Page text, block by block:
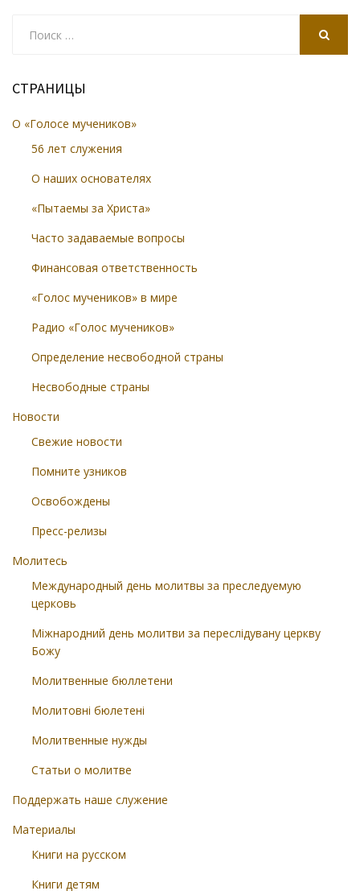
СТРАНИЦЫ
О «Голосе мучеников»
56 лет служения
О наших основателях
«Пытаемы за Христа»
Часто задаваемые вопросы
Финансовая ответственность
«Голос мучеников» в мире
Радио «Голос мучеников»
Определение несвободной страны
Несвободные страны
Новости
Свежие новости
Помните узников
Освобождены
Пресс-релизы
Молитесь
Международный день молитвы за преследуемую
церковь
Міжнародний день молитви за переслідувану церкву
Божу
Молитвенные бюллетени
Молитовні бюлетені
Молитвенные нужды
Статьи о молитве
Поддержать наше служение
Материалы
Книги на русском
Книги детям